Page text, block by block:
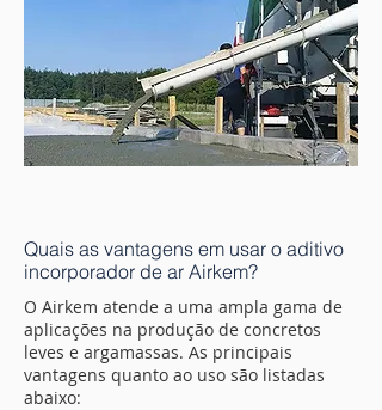
Quais as vantagens em usar o aditivo
incorporador de ar Airkem?
O Airkem atende a uma ampla gama de
aplicações na produção de concretos
leves e argamassas. As principais
vantagens quanto ao uso são listadas
abaixo: